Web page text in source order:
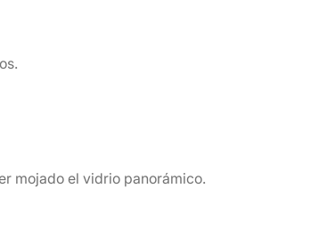
mojado el vidrio panorámico.